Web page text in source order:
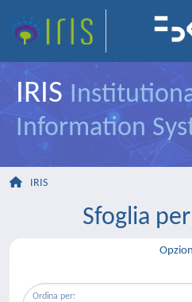
IRIS
Information
IRIS
Sfoglia
Ordina per: